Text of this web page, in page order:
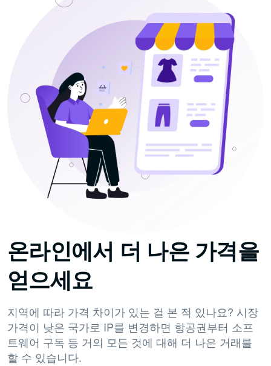
온라인에서 더 나은 가격을
얻으세요
지역에 따라 가격 차이가 있는 걸 본 적 있나요? 시장
가격이 낮은 국가로 IP를 변경하면 항공권부터 소프
트웨어 구독 등 거의 모든 것에 대해 더 나은 거래를
할 수 있습니다.